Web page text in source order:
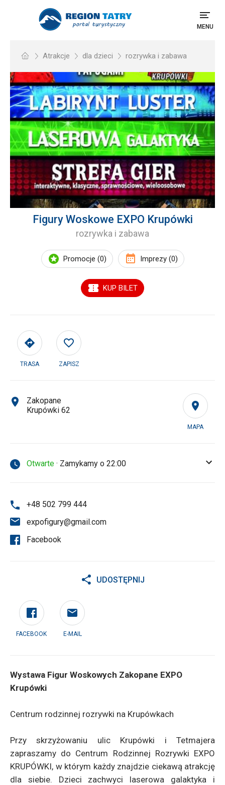
MENU
Atrakcje dla dzieci rozrywka i zabawa
Figury Woskowe EXPO Krupówki
rozrywka i zabawa
Promocje (0) Imprezy (0)
KUP BILET
TRASA ZAPISZ
MAPA
Zakopane
Krupówki 62
Otwarte · Zamykamy o 22:00
+48 502 799 444
expofigury@gmail.com
Facebook
UDOSTĘPNIJ
FACEBOOK E-MAIL
Wystawa Figur Woskowych Zakopane EXPO
Krupówki
Centrum rodzinnej rozrywki na Krupówkach
Przy skrzyżowaniu ulic Krupówki i Tetmajera
zapraszamy do Centrum Rodzinnej Rozrywki EXPO
KRUPÓWKI, w którym każdy znajdzie ciekawą atrakcję
dla siebie. Dzieci zachwyci laserowa galaktyka i